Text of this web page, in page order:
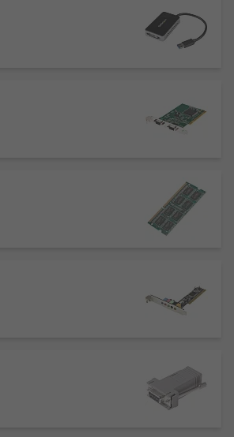
协助，我们的在线团队可以提供